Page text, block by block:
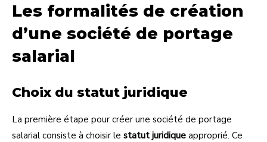
Les formalités de création
d’une société de portage
salarial
Choix du statut juridique
La première étape pour créer une société de portage
salarial consiste à choisir le statut juridique approprié. Ce